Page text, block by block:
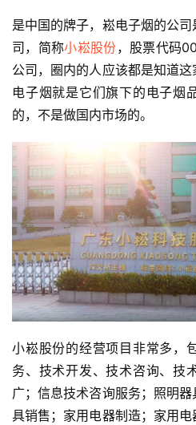
是中国的牌子，崧电子烟的公
司，简称小崧股份，股票代码
公司，圈内的人应该都是知道
电子烟就是它们旗下的电子烟
的，不是做国内市场的。
小崧股份的经营项目非常多，
务、技术开发、技术咨询、技
广；信息技术咨询服务；照明
具销售；家用电器制造；家用